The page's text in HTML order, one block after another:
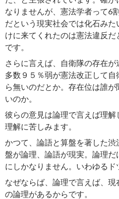
なりませんが、憲法学者って6
だという現実社会では化石み
けに来てくれたのは憲法違反
です。
さらに言えば、自衛隊の存在
多数９５％弱が憲法改正して
ら無いのだとか。存在位は誰
いのか。
彼らの意見は論理で言えば理
理解に苦しみます。
かつて、論語と算盤を著した
盤が論理、論語が現実。論理
にしかなりません。いわゆるド
なぜならば、論理で言えば、
の論理があるからです。